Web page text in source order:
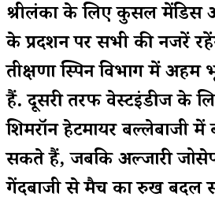
श्रीलंका के लिए कुसल मेंडिस
के प्रदर्शन पर सभी की नजरें
तीक्षणा स्पिन विभाग में अहम
हैं. दूसरी तरफ वेस्टइंडीज के
शिमरॉन हेटमायर बल्लेबाजी में
सकते हैं, जबकि अल्जारी
गेंदबाजी से मैच का रुख बदल